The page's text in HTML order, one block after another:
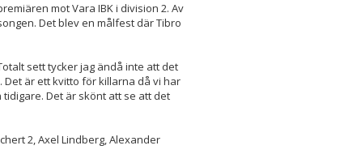
mot Vara IBK i division 2. Av
Det blev en målfest där Tibro
sett tycker jag ändå inte att det
Det är ett kvitto för killarna då vi har
Det är skönt att se att det
2, Axel Lindberg, Alexander